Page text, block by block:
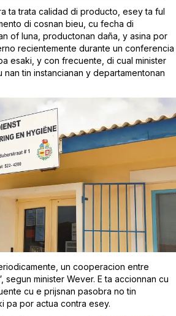
ta trata calidad di producto, esey ta ful
di cosnan bieu, cu fecha di
of luna, productonan daña, y asina por
recientemente durante un conferencia
esaki, y con frecuente, di cual minister
tin instancianan y departamentonan
un cooperacion entre
segun minister Wever. E ta accionnan cu
cu e prijsnan pasobra no tin
pa por actua contra esey.